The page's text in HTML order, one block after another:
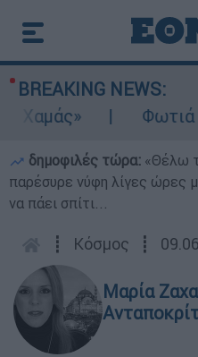
BREAKING NEWS:
Φωτιά
δημοφιλές τώρα: «Θέλω
παρέσυρε νύφη λίγες ώρες
να πάει σπίτι...
┋ Κόσμος ┋
Μαρία